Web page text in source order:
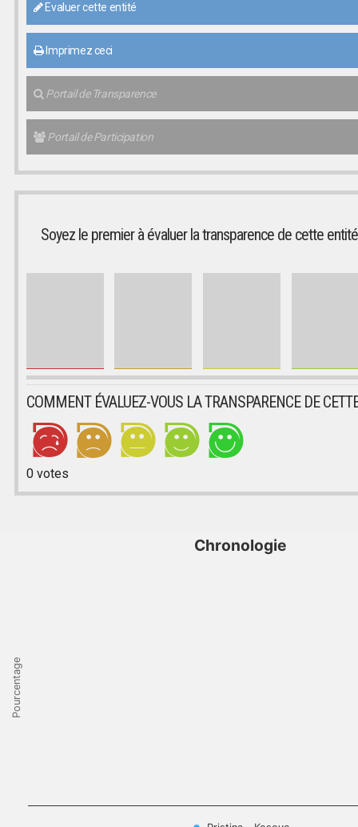
Evaluer cette entité
Imprimez ceci
Portail de Transparence
Portail de Participation
Soyez le premier à évaluer la transparence de cette entité
COMMENT ÉVALUEZ-VOUS LA TRANSPARENCE DE
0votes
Pourcentage
Chronologie